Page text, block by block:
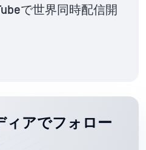
で世界同時配信開
ィアでフォロー